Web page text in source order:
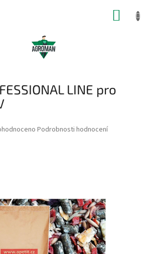
LINE pro
Podrobnosti hodnocení